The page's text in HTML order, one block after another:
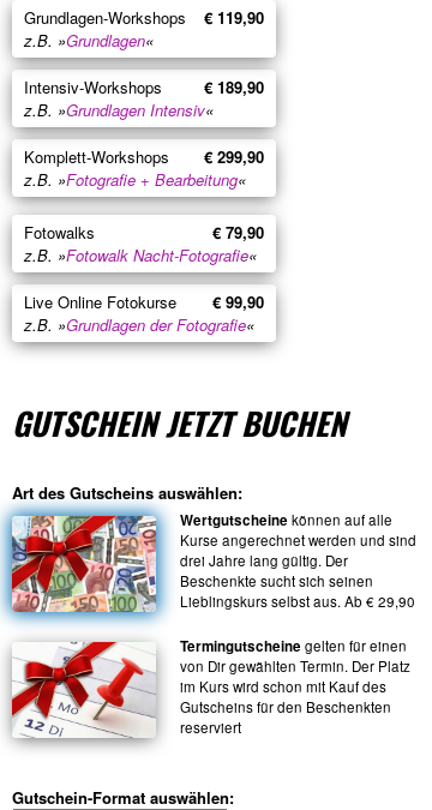
Grundlagen-Workshops
€ 119,90
z.B. »Grundlagen«
Intensiv-Workshops
€ 189,90
z.B. »Grundlagen Intensiv«
Komplett-Workshops
€ 299,90
z.B. »Fotografie + Bearbeitung«
Fotowalks
€ 79,90
z.B. »Fotowalk Nacht-Fotografie«
Live Online Fotokurse
€ 99,90
z.B. »Grundlagen der Fotografie«
GUTSCHEIN JETZT BUCHEN
Art des Gutscheins auswählen:
Wertgutscheine können auf alle
Kurse angerechnet werden und sind
drei Jahre lang gültig. Der
Beschenkte sucht sich seinen
Lieblingskurs selbst aus. Ab € 29,90
Termingutscheine gelten für einen
von Dir gewählten Termin. Der Platz
im Kurs wird schon mit Kauf des
Gutscheins für den Beschenkten
reserviert
Gutschein-Format auswählen: